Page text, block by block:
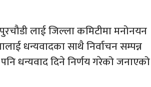
लाई जिल्ला कमिटीमा मनोनयन
धन्यवादका साथै निर्वाचन सम्पन्न
पनि धन्यवाद दिने निर्णय गरेको जनाएको